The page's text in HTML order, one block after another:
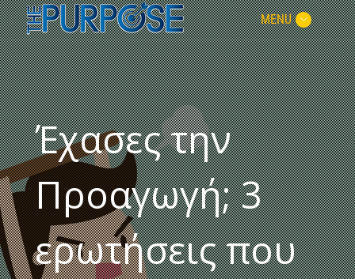
MENU
Έχασες την
Προαγωγή; 3
ερωτήσεις που